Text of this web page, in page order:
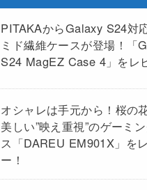
PITAKAからGalaxy S24対
ミド繊維ケースが登場！「
S24 MagEZ Case 4」をレ
オシャレは手元から！桜の
美しい”映え重視”のゲーミ
ス「DAREU EM901X」を
ー！